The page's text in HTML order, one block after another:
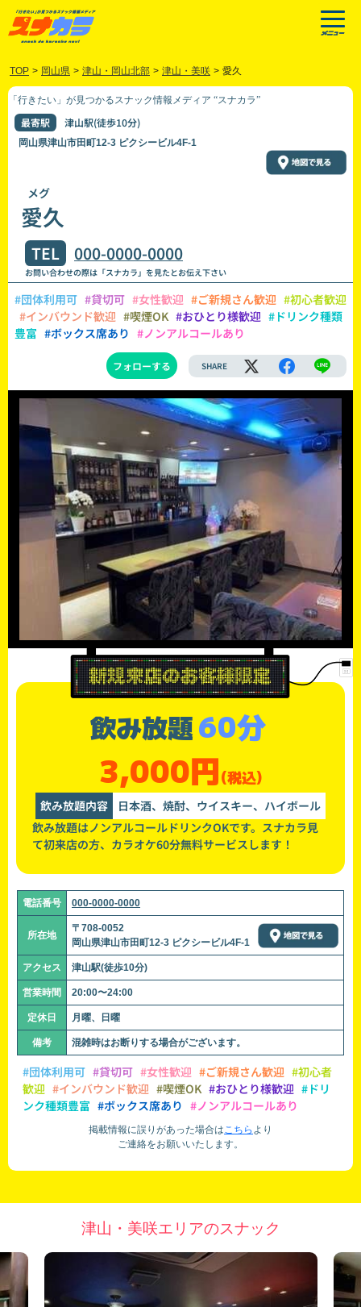
TOP > 岡山県 > 津山・岡山北部 > 津山・美咲 > 愛久
「行きたい」が見つかるスナック情報メディア “スナカラ”
最寄駅 津山駅(徒歩10分)
岡山県津山市田町12-3 ピクシービル4F-1
メグ
愛久
TEL 000-0000-0000
お問い合わせの際は「スナカラ」を見たとお伝え下さい
#団体利用可 #貸切可 #女性歓迎 #ご新規さん歓迎 #初心者歓迎
#インバウンド歓迎 #喫煙OK #おひとり様歓迎 #ドリンク種類
豊富 #ボックス席あり #ノンアルコールあり
フォローする SHARE
飲み放題60分
3,000円(税込)
飲み放題内容
日本酒、焼酎、ウイスキー、ハイボール
飲み放題はノンアルコールドリンクOKです。スナカラ見
て初来店の方、カラオケ60分無料サービスします！
電話番号 000-0000-0000
所在地
〒708-0052
岡山県津山市田町12-3 ピクシービル4F-1
アクセス 津山駅(徒歩10分)
営業時間 20:00〜24:00
定休日 月曜、日曜
備考 混雑時はお断りする場合がございます。
#団体利用可 #貸切可 #女性歓迎 #ご新規さん歓迎 #初心者
歓迎 #インバウンド歓迎 #喫煙OK #おひとり様歓迎 #ドリ
ンク種類豊富 #ボックス席あり #ノンアルコールあり
掲載情報に誤りがあった場合はこちら より
ご連絡をお願いいたします。
津山・美咲エリアのスナック